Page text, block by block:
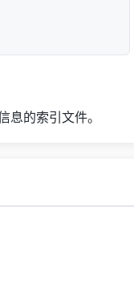
的索引文件。